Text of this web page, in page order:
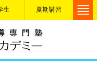
生 夏期講習